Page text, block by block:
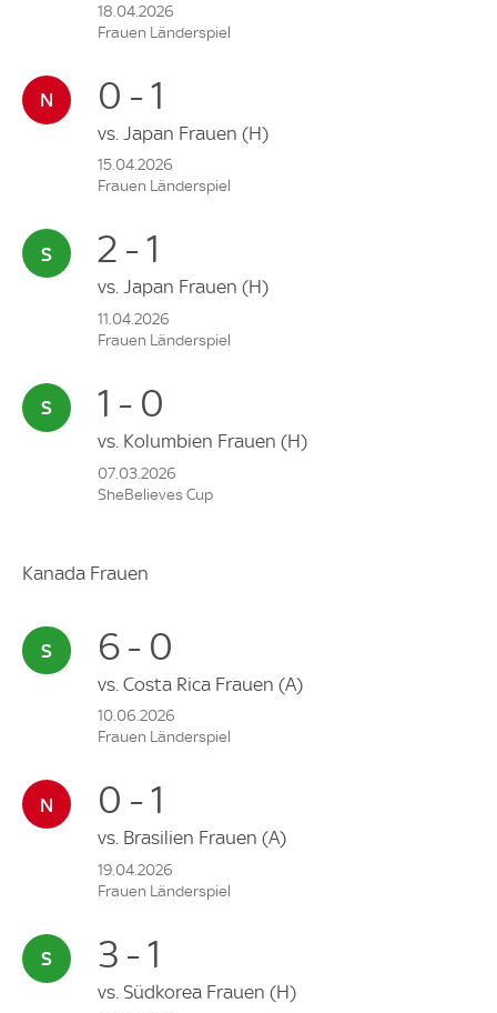
18.04.2026
Frauen Länderspiel
0 - 1
vs. Japan Frauen (H)
15.04.2026
Frauen Länderspiel
2 - 1
vs. Japan Frauen (H)
11.04.2026
Frauen Länderspiel
1 - 0
vs. Kolumbien Frauen (H)
07.03.2026
SheBelieves Cup
Kanada Frauen
6 - 0
vs. Costa Rica Frauen (A)
10.06.2026
Frauen Länderspiel
0 - 1
vs. Brasilien Frauen (A)
19.04.2026
Frauen Länderspiel
3 - 1
vs. Südkorea Frauen (H)